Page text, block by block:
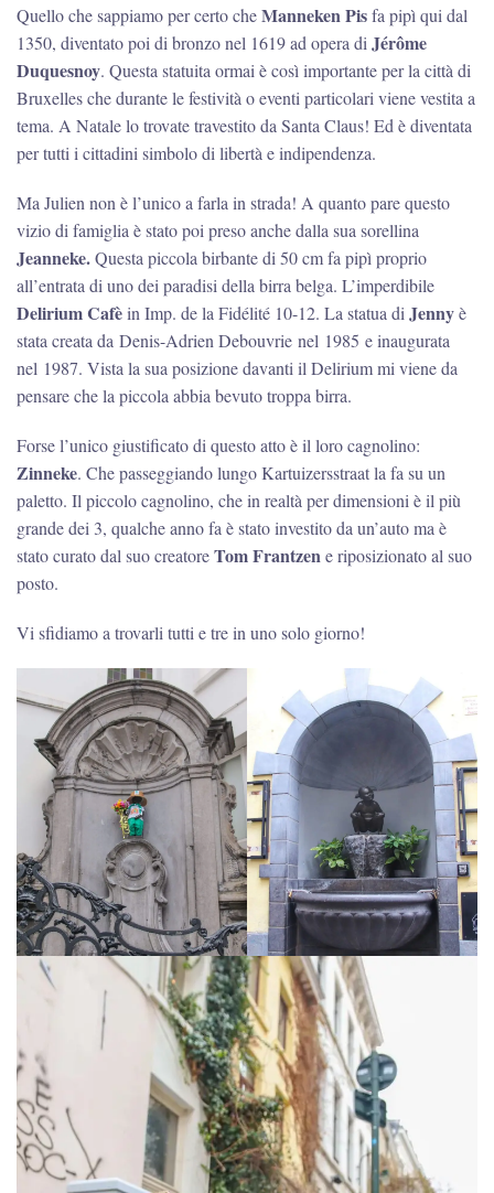
Quello che sappiamo per certo cheManneken Pisfa pipì qui dal
1350, diventato poi di bronzo nel 1619 ad opera di Jérôme
Duquesnoy. Questa statuita ormai è così importante per la città di
Bruxelles che durante le festività o eventi particolari viene vestita a
tema. A Natale lo trovate travestito da Santa Claus! Ed è diventata
per tutti i cittadini simbolo di libertà e indipendenza.
Ma Julien non è l’unico a farla in strada! A quanto pare questo
vizio di famiglia è stato poi preso anche dalla sua sorellina
Jeanneke.Questa piccola birbante di 50 cm fa pipì proprio
all’entrata di uno dei paradisi della birra belga. L’imperdibile
Delirium Cafèin Imp. de la Fidélité 10-12. La statua di Jennyè
stata creata da Denis-Adrien Debouvrie nel 1985 e inaugurata
nel 1987. Vista la sua posizione davanti il Delirium mi viene da
pensare che la piccola abbia bevuto troppa birra.
Forse l’unico giustificato di questo atto è il loro cagnolino:
Zinneke. Che passeggiando lungo Kartuizersstraat la fa su un
paletto. Il piccolo cagnolino, che in realtà per dimensioni è il più
grande dei 3, qualche anno fa è stato investito da un’auto ma è
stato curato dal suo creatoreTom Frantzene riposizionato al suo
posto.
Vi sfidiamo a trovarli tutti e tre in uno solo giorno!